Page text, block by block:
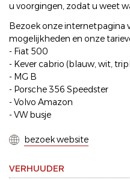
u voorgingen, zodat u weet
Bezoek onze internetpagina
mogelijkheden en onze
- Fiat 500
- Kever cabrio (blauw, wit,
- MG B
- Porsche 356 Speedster
- Volvo Amazon
- VW busje
bezoek website
VERHUUDER